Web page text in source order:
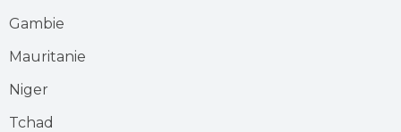
Gambie
Mauritanie
Niger
Tchad